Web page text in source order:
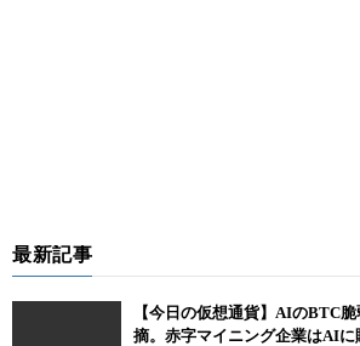
最新記事
【今日の仮想通貨】AIのBTC
摘。赤字マイニング企業はAIに